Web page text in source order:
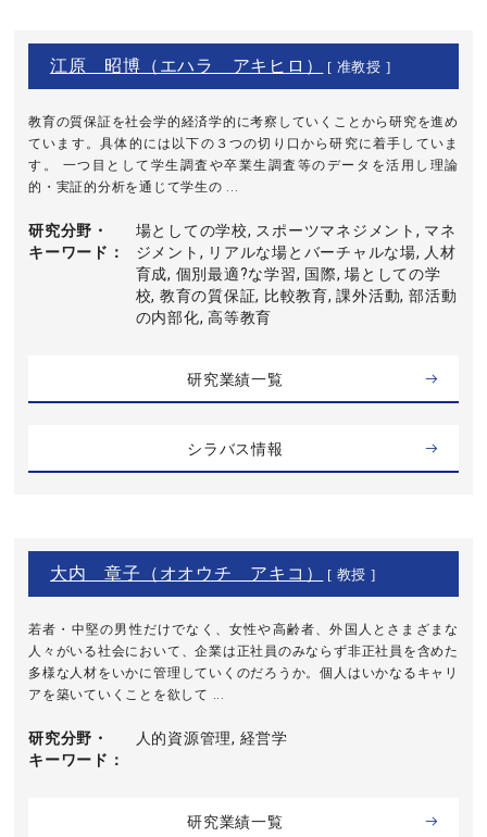
江原 昭博（エハラ アキヒロ） [ 准教授 ]
教育の質保証を社会学的経済学的に考察していくことから研究を進め
ています。具体的には以下の３つの切り口から研究に着手していま
す。 一つ目として学生調査や卒業生調査等のデータを活用し理論
的・実証的分析を通じて学生の ...
研究分野・
キーワード
場としての学校, スポーツマネジメント, マネ
ジメント, リアルな場とバーチャルな場, 人材
育成, 個別最適?な学習, 国際, 場としての学
校, 教育の質保証, 比較教育, 課外活動, 部活動
の内部化, 高等教育
研究業績一覧
シラバス情報
大内 章子（オオウチ アキコ） [ 教授 ]
若者・中堅の男性だけでなく、女性や高齢者、外国人とさまざまな
人々がいる社会において、企業は正社員のみならず非正社員を含めた
多様な人材をいかに管理していくのだろうか。個人はいかなるキャリ
アを築いていくことを欲して ...
研究分野・
キーワード
人的資源管理, 経営学
研究業績一覧